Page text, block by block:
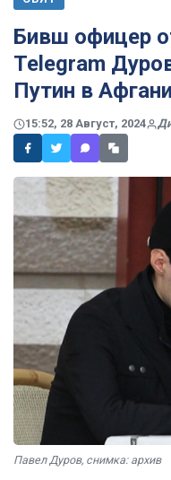
Бивш офицер
Telegram
Путин в
15:52, 28 Август, 2024
Павел Дуров, снимка: архив